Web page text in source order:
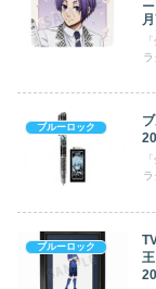
ブルーロック
ブルーロック